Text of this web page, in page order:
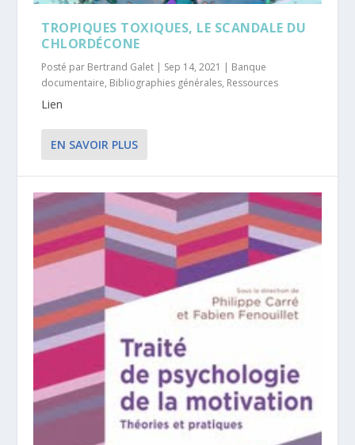
TROPIQUES TOXIQUES, LE SCANDALE DU
CHLORDÉCONE
Posté par Bertrand Galet | Sep 14, 2021 | Banque
documentaire, Bibliographies générales, Ressources
Lien
EN SAVOIR PLUS